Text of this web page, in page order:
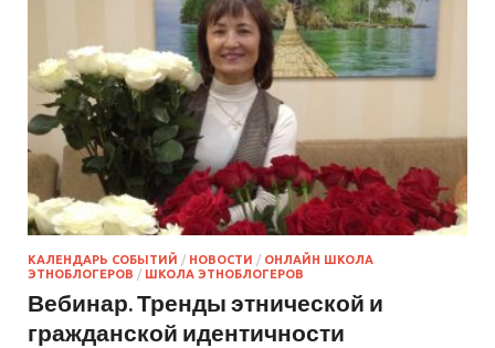
КАЛЕНДАРЬ СОБЫТИЙ / НОВОСТИ / ОНЛАЙН ШКОЛА
ЭТНОБЛОГЕРОВ / ШКОЛА ЭТНОБЛОГЕРОВ
Вебинар. Тренды этнической и
гражданской идентичности